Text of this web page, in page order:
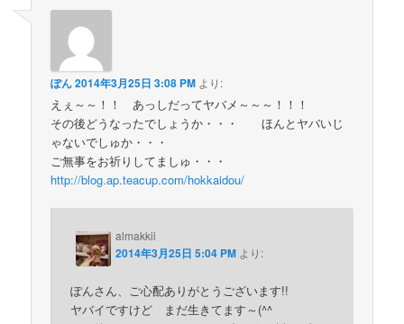
ぽん2014年3月25日 3:08 PM より:
えぇ～～！！ あっしだってヤバメ～～～！！！
その後どうなったでしょうか・・・ ほんとヤバいじ
ゃないでしゅか・・・
ご無事をお祈りしてましゅ・・・
http://blog.ap.teacup.com/hokkaidou/
almakkii
2014年3月25日 5:04 PM より:
ぽんさん、ご心配ありがとうございます!!
ヤバイですけど まだ生きてます～(^^ゞ